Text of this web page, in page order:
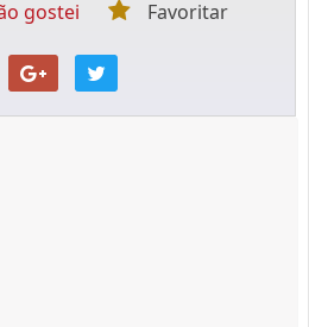
gostei Favoritar